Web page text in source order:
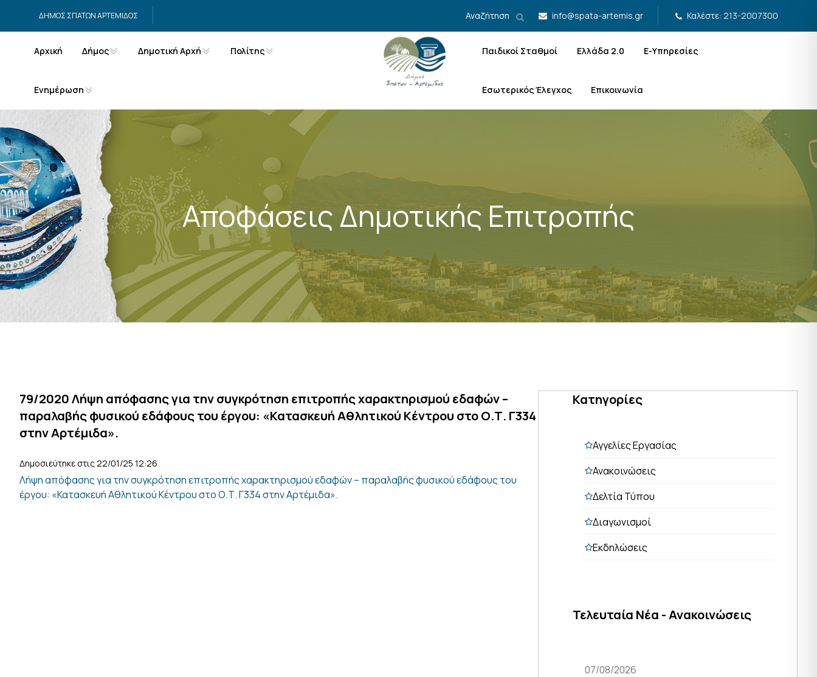
ΔΗΜΟΣ ΣΠΑΤΩΝ ΑΡΤΕΜΙΔΟΣ Αναζήτηση info@spata-artemis.gr Καλέστε: 213-2007300
Αρχική Δήμος Δημοτική Αρχή Πολίτης
Ενημέρωση
Παιδικοί Σταθμοί Ελλάδα 2.0 Ε-Υπηρεσίες
Εσωτερικός Έλεγχος Επικοινωνία
Αποφάσεις Δημοτικής Επιτροπής
79/2020 Λήψη απόφασης για την συγκρότηση επιτροπής χαρακτηρισμού εδαφών –
παραλαβής φυσικού εδάφους του έργου: «Κατασκευή Αθλητικού Κέντρου στο Ο.Τ. Γ334
στην Αρτέμιδα».
Δημοσιεύτηκε στις 22/01/25 12:26
Λήψη απόφασης για την συγκρότηση επιτροπής χαρακτηρισμού εδαφών – παραλαβής φυσικού εδάφους του
έργου: «Κατασκευή Αθλητικού Κέντρου στο Ο.Τ. Γ334 στην Αρτέμιδα».
Κατηγορίες
Αγγελίες Εργασίας
Ανακοινώσεις
Δελτία Τύπου
Διαγωνισμοί
Εκδηλώσεις
Τελευταία Νέα - Ανακοινώσεις
07/08/2026